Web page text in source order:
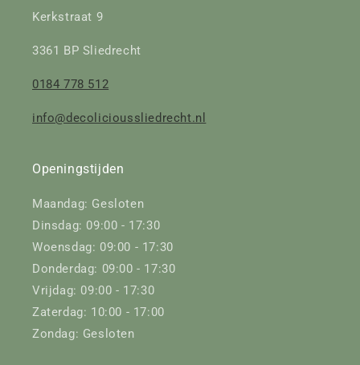
Kerkstraat 9
3361 BP Sliedrecht
0184 778 512
info@decolicioussliedrecht.nl
Openingstijden
Maandag: Gesloten
Dinsdag: 09:00 - 17:30
Woensdag: 09:00 - 17:30
Donderdag: 09:00 - 17:30
Vrijdag: 09:00 - 17:30
Zaterdag: 10:00 - 17:00
Zondag: Gesloten